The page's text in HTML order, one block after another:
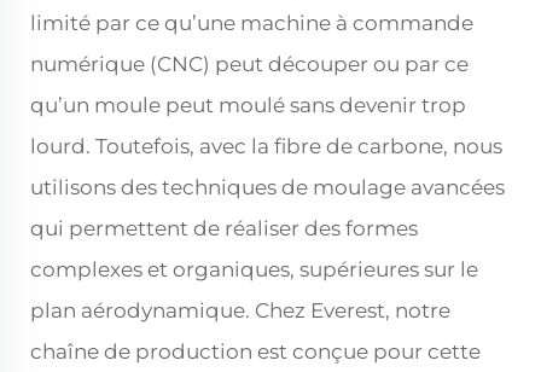
limité par ce qu’une machine à commande
numérique (CNC) peut découper ou par ce
qu’un moule peut moulé sans devenir trop
lourd. Toutefois, avec la fibre de carbone, nous
utilisons des techniques de moulage avancées
qui permettent de réaliser des formes
complexes et organiques, supérieures sur le
plan aérodynamique. Chez Everest, notre
chaîne de production est conçue pour cette